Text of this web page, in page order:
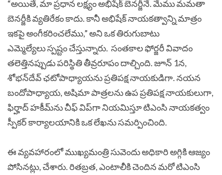
“అయితే, మా ప్రధాన లక్ష్యం అభిషేక్ బెనర్జీనే. మేము మమతా
బెనర్జీకి వ్యతిరేకం కాదు. కానీ అభిషేక్ నాయకత్వాన్ని మాత్రం
ఇకపై అంగీకరించలేము,” అని ఒక తిరుగుబాటు
ఎమ్మెల్యేలు స్పష్టం చేస్తున్నారు. సంతకాల ఫోర్జరీ వివాదం
తలెత్తినప్పుడు పరిస్థితి తీవ్రరూపం దాల్చింది. జూన్ 1న,
శోభన్‌దేవ్ ఛటోపాధ్యాయను ప్రతిపక్ష నాయకుడిగా. నయన
బందోపాధ్యాయ, అషిమా పాత్రలను ఉప ప్రతిపక్ష నాయకులుగా,
ఫిర్హాద్ హకీమ్‌ను చీఫ్ విప్‌గా నియమిస్తూ టిఎంసి నాయకత్వం
స్పీకర్ కార్యాలయానికి ఒక లేఖను సమర్పించింది.
ఈ వ్యవహారంలో ముఖ్యమంత్రి సువెందు అధికారి అగ్గికి ఆజ్యం
పోసినట్లు, చేశారు. రితబ్రత, ఎంటాలీకి చెందిన మరో టిఎంసి